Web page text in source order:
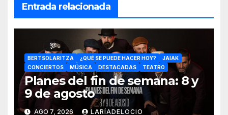
Entrada relacionada
BERTSOLARITZA ¿QUÉ SE PUEDE HACER HOY?
JAIAK
CONCIERTOS
MÚSICA DESTACADAS TEATRO
Planes del fin de semana: 8 y
9 de agosto
AGO 7, 2026 LARÍADELOCIO